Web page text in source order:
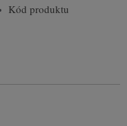
Kód produktu